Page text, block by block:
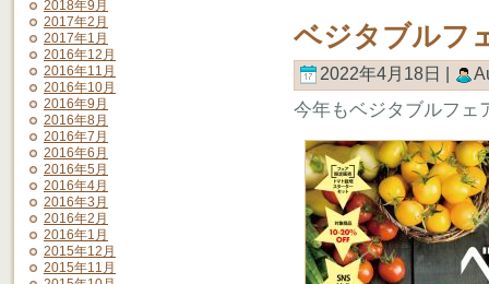
2018年9月
2017年2月
2017年1月
2016年12月
2016年11月
2016年10月
2016年9月
2016年8月
2016年7月
2016年6月
2016年5月
2016年4月
2016年3月
2016年2月
2016年1月
2015年12月
2015年11月
ベジタブルフ
2022年4月18日 |
今年もベジタブルフェ